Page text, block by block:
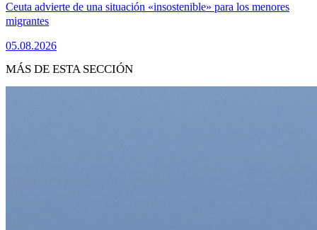
Ceuta advierte de una situación «insostenible» para los menores
migrantes
05.08.2026
MÁS DE ESTA SECCIÓN